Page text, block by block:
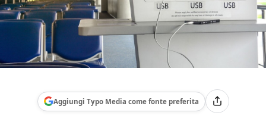
Aggiungi Typo Media come fonte preferita